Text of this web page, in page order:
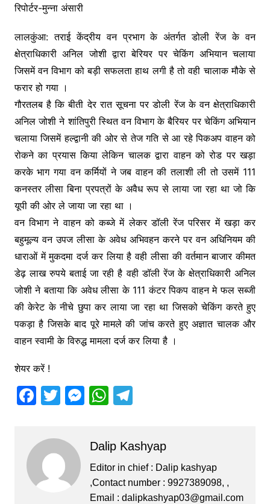
c
e
b
o
o
k
itt
er s
e
n
er
s
A
p
gr
a
m
रिपोर्टर-मुन्ना अंसारी
लालकुंआ: तराई केंद्रीय वन प्रभाग के अंतर्गत डोली रेंज के वन
क्षेत्राधिकारी अनिल जोशी द्वारा बेरियर पर चेकिंग अभियान चलाया
जिसमें वन विभाग को बड़ी सफलता हाथ लगी है तो वही चालाक मौके से
फरार हो गया ।
गौरतलब है कि बीती देर रात सूचना पर डोली रेंज के वन क्षेत्राधिकारी
अनिल जोशी ने शांतिपुरी स्थित वन विभाग के बैरियर पर चेकिंग अभियान
चलाया जिसमें हल्द्वानी की ओर से तेज गति से आ रहे पिकअप वाहन को
रोकने का प्रयास किया लेकिन चालक द्वारा वाहन को रोड पर खड़ा
करके भाग गया वन कर्मियों ने जब वाहन की तलाशी ली तो उसमें 111
कनस्तर लीसा बिना प्रपत्रों के अवैध रूप से लाया जा रहा था जो कि
यूपी की ओर ले जाया जा रहा था ।
वन विभाग ने वाहन को कब्जे में लेकर डॉली रेंज परिसर में खड़ा कर
बहुमूल्य वन उपज लीसा के अवेध अभिवहन करने पर वन अधिनियम की
धाराओं में मुकदमा दर्ज कर लिया है वही लीसा की वर्तमान बाजार कीमत
डेढ़ लाख रुपये बताई जा रही है वही डॉली रेंज के क्षेत्राधिकारी अनिल
जोशी ने बताया कि अवेध लीसा के 111 कंटर पिकप वाहन मे फल सब्जी
की केरेट के नीचे छुपा कर लाया जा रहा था जिसको चेकिंग करते हुए
पकड़ा है जिसके बाद पूरे मामले की जांच करते हुए अज्ञात चालक और
वाहन स्वामी के विरुद्ध मामला दर्ज कर लिया है ।
शेयर करें !
F
c
e
b
o
T
itt
er
M
s
e
n
W
s
A
p
T
gr
a
m
Dalip Kashyap
Editor in chief : Dalip kashyap
,Contact number : 9927389098, ,
Email : dalipkashyap03@gmail.com